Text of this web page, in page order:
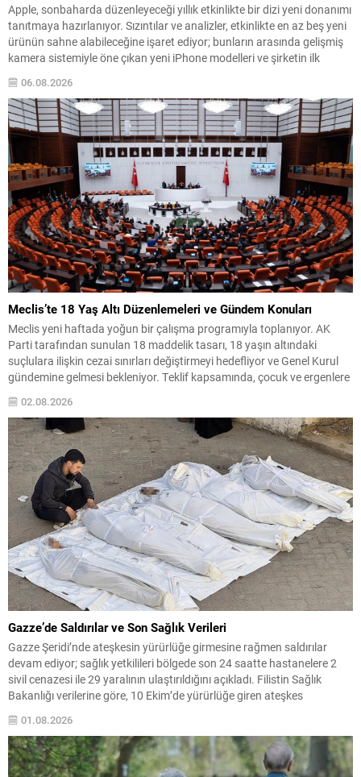
Apple, sonbaharda düzenleyeceği yıllık etkinlikte bir dizi yeni donanımı
tanıtmaya hazırlanıyor. Sızıntılar ve analizler, etkinlikte en az beş yeni
ürünün sahne alabileceğine işaret ediyor; bunların arasında gelişmiş
kamera sistemiyle öne çıkan yeni iPhone modelleri ve şirketin ilk
katlanabilir telefonu öne çıkıyor. Pro serisi iPhone’ların teknik
iyileştirmeleri, daha büyük piller ve...
06.08.2026
Meclis’te 18 Yaş Altı Düzenlemeleri ve Gündem Konuları
Meclis yeni haftada yoğun bir çalışma programıyla toplanıyor. AK
Parti tarafından sunulan 18 maddelik tasarı, 18 yaşın altındaki
suçlulara ilişkin cezai sınırları değiştirmeyi hedefliyor ve Genel Kurul
gündemine gelmesi bekleniyor. Teklif kapsamında, çocuk ve ergenlere
kullanılan tanımlarda da düzenlemeye gidilerek uygulamada bir
değişiklik...
02.08.2026
Gazze’de Saldırılar ve Son Sağlık Verileri
Gazze Şeridi’nde ateşkesin yürürlüğe girmesine rağmen saldırılar
devam ediyor; sağlık yetkilileri bölgede son 24 saatte hastanelere 2
sivil cenazesi ile 29 yaralının ulaştırıldığını açıkladı. Filistin Sağlık
Bakanlığı verilerine göre, 10 Ekim’de yürürlüğe giren ateşkes
anlaşmasından bu yana yaralı sayısı 4 bin 53e yükseldi, ölü sayısı ise
bin 222 olarak kaydedildi....
01.08.2026